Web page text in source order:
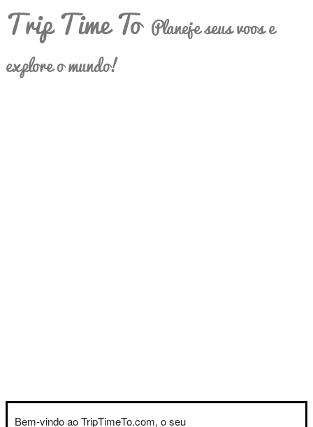
Trip Time To Planeje seus voos e
explore o mundo!
Bem-vindo ao TripTimeTo.com, o seu